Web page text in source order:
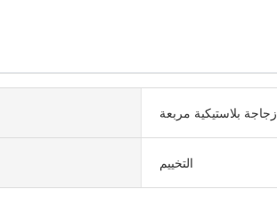
زجاجة بلاستيكية مربعة
التخييم